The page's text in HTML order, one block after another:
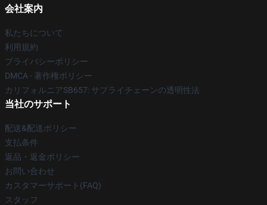
会社案内
私たちについて
利用規約
プライバシーポリシー
DMCA - 著作権ポリシー
カリフォルニアSB657: サプライチェーンの透明性法
当社のサポート
配送&配送ポリシー
支払条件
返品・返金ポリシー
お問い合わせ
カスタマーサポート(FAQ)
スタッフ